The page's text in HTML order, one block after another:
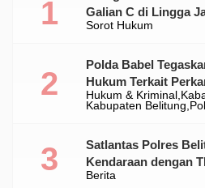
Sorot Hukum
Galian C di Lingga
Hukum & Kriminal
Kabupaten Belitung
Polda Babel
Hukum Terkait
Ilegal Di Belitung
Berita
Satlantas Polres
Kendaraan dengan
Standar